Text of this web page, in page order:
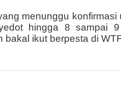
menunggu
hingga 8
ikut berpesta di